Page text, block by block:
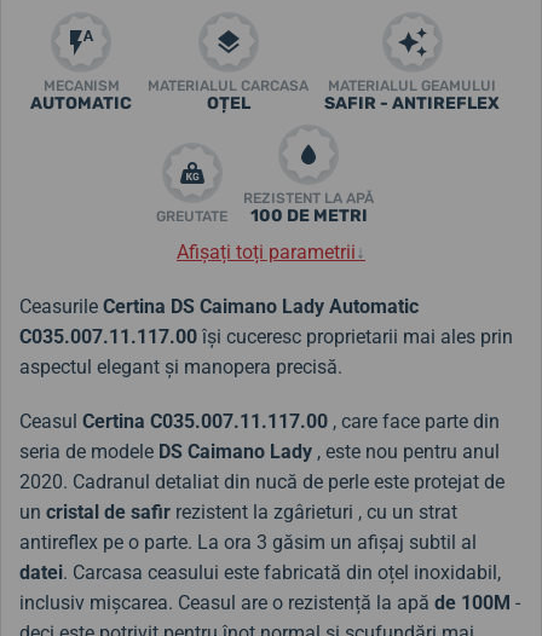
MECANISM
AUTOMATIC
MATERIALUL CARCASA
OȚEL
MATERIALUL GEAMULUI
SAFIR - ANTIREFLEX
GREUTATE
REZISTENT LA APĂ
100 DE METRI
Afișați toți parametrii↓
Ceasurile Certina DS Caimano Lady Automatic
C035.007.11.117.00 își cuceresc proprietarii mai ales prin
aspectul elegant și manopera precisă.
Ceasul Certina C035.007.11.117.00 , care face parte din
seria de modele DS Caimano Lady , este nou pentru anul
2020. Cadranul detaliat din nucă de perle este protejat de
un cristal de safir rezistent la zgârieturi , cu un strat
antireflex pe o parte. La ora 3 găsim un afișaj subtil al
datei. Carcasa ceasului este fabricată din oțel inoxidabil,
inclusiv mișcarea. Ceasul are o rezistență la apă de 100M -